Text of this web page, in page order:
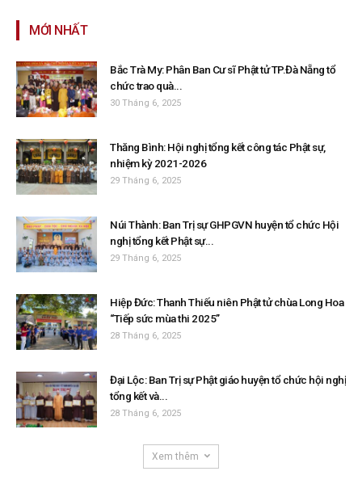
MỚI NHẤT
Bắc Trà My: Phân Ban Cư sĩ Phật tử TP.Đà Nẵng tổ
chức trao quà...
30 Tháng 6, 2025
Thăng Bình: Hội nghị tổng kết công tác Phật sự,
nhiệm kỳ 2021-2026
29 Tháng 6, 2025
Núi Thành: Ban Trị sự GHPGVN huyện tổ chức Hội
nghị tổng kết Phật sự...
29 Tháng 6, 2025
Hiệp Đức: Thanh Thiếu niên Phật tử chùa Long Hoa
“Tiếp sức mùa thi 2025”
28 Tháng 6, 2025
Đại Lộc: Ban Trị sự Phật giáo huyện tổ chức hội nghị
tổng kết và...
28 Tháng 6, 2025
Xem thêm